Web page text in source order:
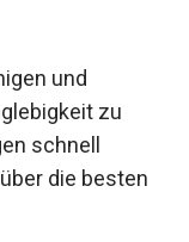
und
zu
schnell
die besten